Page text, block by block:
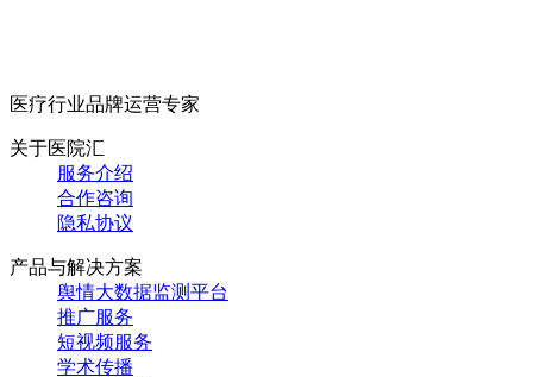
医疗行业品牌运营专家
关于医院汇
服务介绍
合作咨询
隐私协议
产品与解决方案
舆情大数据监测平台
推广服务
短视频服务
学术传播